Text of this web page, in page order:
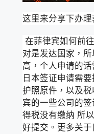
这里来分享下办
在菲律宾如何前
对是发达国家，
高，个人申请的话
日本签证申请需
护照原件，以及
宾的一些公司的
得税没有缴纳 所
好提交。更多关